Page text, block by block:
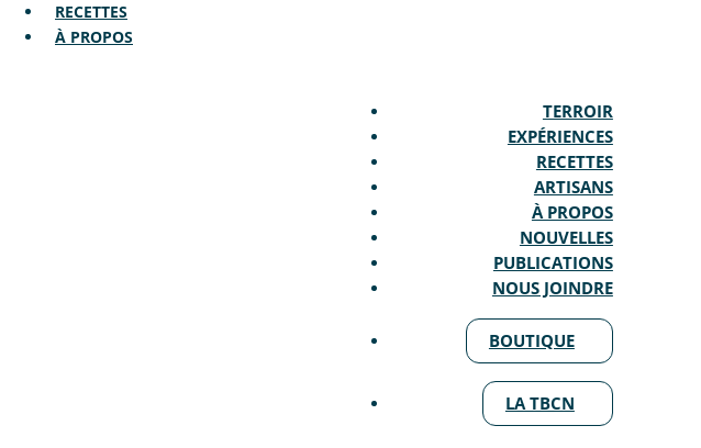
RECETTES
À PROPOS
TERROIR
EXPÉRIENCES
RECETTES
ARTISANS
À PROPOS
NOUVELLES
PUBLICATIONS
NOUS JOINDRE
BOUTIQUE
LA TBCN